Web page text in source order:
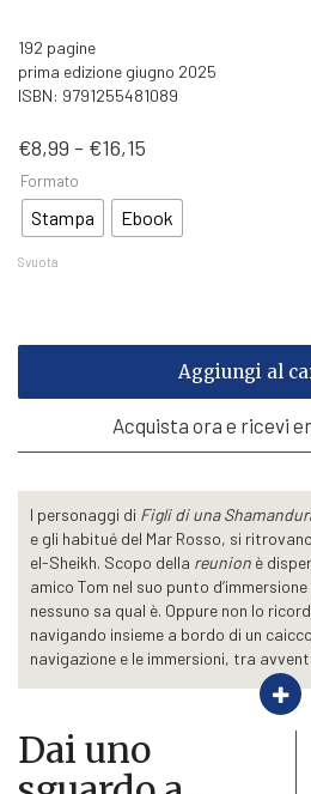
192 pagine
prima edizione giugno 2025
ISBN: 9791255481089
€8,99 - €16,15
da
€8,99
Formato
Stampa Ebook
Svuota
Aggiungi al
Acquista ora e ricevi
I personaggi di Figli di una
e gli habitué del Mar Rosso, si
el-Sheikh. Scopo della reunion è
amico Tom nel suo punto
nessuno sa qual è. Oppure non lo
navigando insieme a bordo di un
navigazione e le immersioni, tra
accorgeranno di sapere poco gli uni
diventati. E ancora meno di Tom. Si
non solo attraverso acque cristalline,
complessità delle loro vite.
Dopo aver condiviso un’esperienza di
Dai uno